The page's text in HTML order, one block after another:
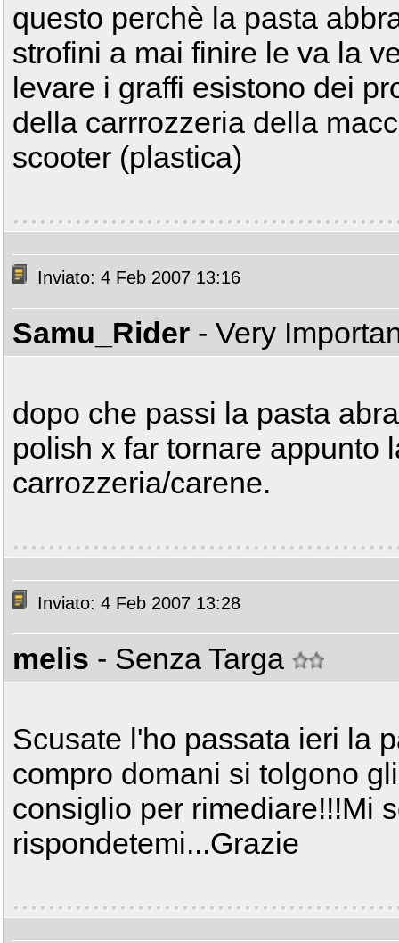
questo perchè la pasta
strofini a mai finire le va la
levare i graffi esistono dei
della carrrozzeria della
scooter (plastica)
Inviato: 4 Feb 2007 13:16
Samu_Rider - Very
dopo che passi la pasta
polish x far tornare appunto
carrozzeria/carene.
Inviato: 4 Feb 2007 13:28
melis - Senza Targa
Scusate l'ho passata ieri la
compro domani si tolgono
consiglio per rimediare!!!Mi
rispondetemi...Grazie